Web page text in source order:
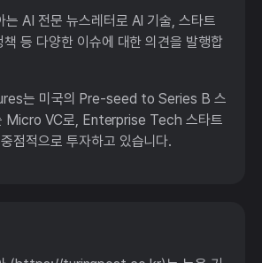
는 AI 전문 뉴스레터로 AI 기술, 스타트
등 다양한 이슈에 대한 의견을 발행합
는 미국의 Pre-seed to Series B 스
Micro VC로, Enterprise Tech 스타트
점적으로 투자하고 있습니다.